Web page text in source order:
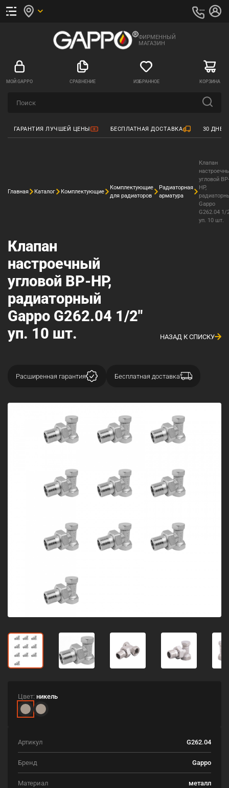
ФИРМЕННЫЙ
МАГАЗИН
МОЙ GAPPO СРАВНЕНИЕ ИЗБРАННОЕ КОРЗИНА
ГАРАНТИЯ ЛУЧШЕЙ ЦЕНЫ БЕСПЛАТНАЯ ДОСТАВКА 30
Главная Каталог Комплектующие
Комплектующие
для радиаторов
Радиаторная
арматура
Клапан
угловой ВР-
НР,
Gappo
G262.04 1/
уп. 10 шт.
Клапан
настроечный
угловой ВР-НР,
радиаторный
Gappo G262.04 1/2"
уп. 10 шт.
НАЗАД К СПИСКУ
Расширенная гарантия Бесплатная доставка
Цвет: никель
Артикул G262.04
Бренд Gappo
Материал металл